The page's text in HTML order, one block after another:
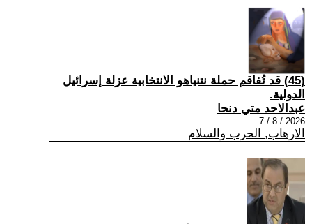
(45) قد تُفاقم حملة نتنياهو الانتخابية عزلة إسرائيل
الدولية.
عبدالاحد متي دنحا
2026 / 8 / 7
الارهاب, الحرب والسلام